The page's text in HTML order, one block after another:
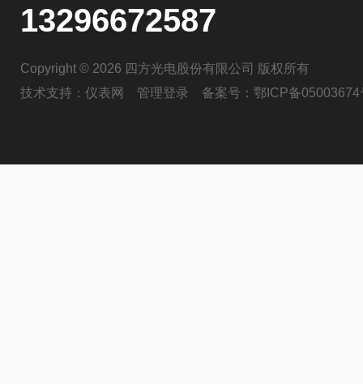
13296672587
Copyright © 2026 四方光电股份有限公司 版权所有
技术支持： 仪表网 管理登录 备案号： 鄂ICP备05003674